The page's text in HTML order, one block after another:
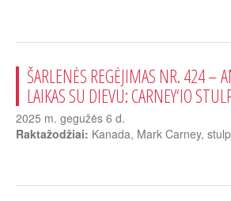
ŠARLENĖS REGĖJIMAS NR. 424 –
LAIKAS SU DIEVU: CARNEY‘IO
2025 m. gegužės 6 d.
Raktažodžiai: Kanada, Mark Carney,